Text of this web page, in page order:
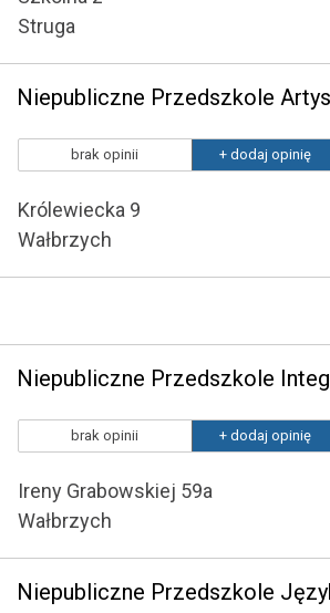
Struga
brak opinii + dodaj opinię
Królewiecka 9
Wałbrzych
brak opinii + dodaj opinię
Ireny Grabowskiej 59a
Wałbrzych